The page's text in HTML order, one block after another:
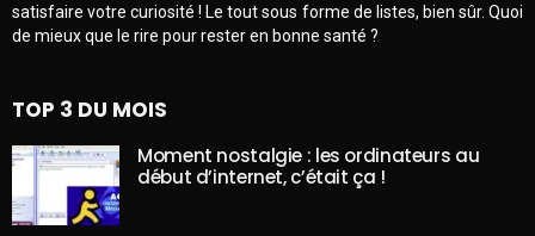
satisfaire votre curiosité ! Le tout sous forme de listes, bien sûr. Quoi
de mieux que le rire pour rester en bonne santé ?
TOP 3 DU MOIS
Moment nostalgie : les ordinateurs au
début d’internet, c’était ça !